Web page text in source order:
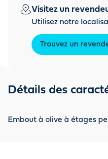
Visitez un
Utilisez notre
Trouvez un
Détails des
Embout à olive à étages